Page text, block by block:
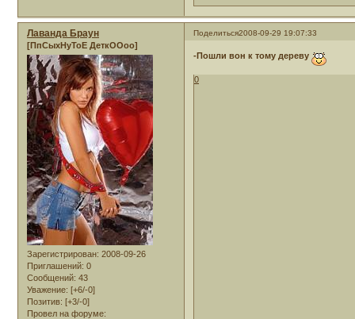
Поделиться2008-09-29 19:07:33
Лаванда Браун
[ПпСыхНуТоЕ ДеткООоо]
Зарегистрирован: 2008-09-26
Приглашений: 0
Сообщений: 43
Уважение: [+6/-0]
Позитив: [+3/-0]
Провел на форуме:
-Пошли вон к тому дереву
0